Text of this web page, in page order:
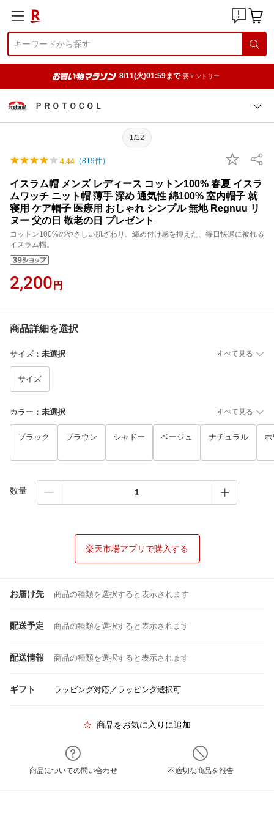
8/11(火)01:59まで 要エントリー
ＰＲＯＴＯＣＯＬ
1/12
4.44 （819件）
イスラム帽 メンズ レディース コットン100% 春夏 イスラ
ムワッチ ニット帽 薄手 深め 通気性 綿100% 室内帽子 就
寝用 ケア帽子 医療用 おしゃれ シンプル 無地 Regnuu リ
ヌー 父の日 敬老の日 プレゼント
コットン100%のやさしい肌ざわり。締め付け感を抑えた、毎日快適に被れる
イスラム帽。
2,200 円
商品詳細を選択
サイズ ： 未選択 すべて見る
サイズ
カラー ： 未選択 すべて見る
ブラック ブラウン シャドー ベージュ ナチュラル ホ
数量
楽天市場アプリで購入する
お届け先 商品の種類を選択すると表示されます
配送予定 商品の種類を選択すると表示されます
配送情報 商品の種類を選択すると表示されます
ギフト ラッピング対応／ラッピング選択可
商品をお気に入りに追加
商品についての問い合わせ 不適切な商品を報告